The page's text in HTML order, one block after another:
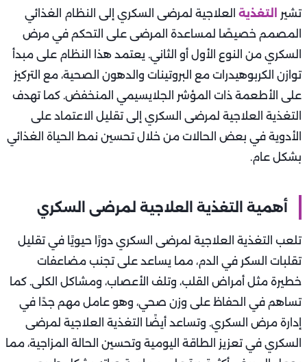
تشير
التغذية العلاجية لمرضى السكري إلى النظام الغذائي
المصمم خصيصًا لمساعدة المرضى على التحكم في مرض
السكري من النوع الأول أو الثاني. يعتمد هذا النظام على مبدأ
توازن الكربوهيدرات مع البروتينات والدهون الصحية، مع التركيز
على الأطعمة ذات المؤشر الجلايسيمي المنخفض. كما تهدف
التغذية العلاجية لمرضى السكري إلى تقليل الاعتماد على
الأدوية في بعض الحالات من خلال تحسين نمط الحياة الغذائي
بشكل عام.
أهمية التغذية العلاجية لمرضى السكري
تلعب التغذية العلاجية لمرضى السكري دورًا حيويًا في تقليل
تقلبات السكر في الدم، مما يساعد على تجنب مضاعفات
خطيرة مثل أمراض القلب، وتلف الأعصاب، ومشاكل الكلى. كما
تساهم في الحفاظ على وزن صحي، وهو عامل مهم جدًا في
إدارة مرض السكري. وتساعد أيضًا التغذية العلاجية لمرضى
السكري في تعزيز الطاقة اليومية وتحسين الحالة المزاجية، مما